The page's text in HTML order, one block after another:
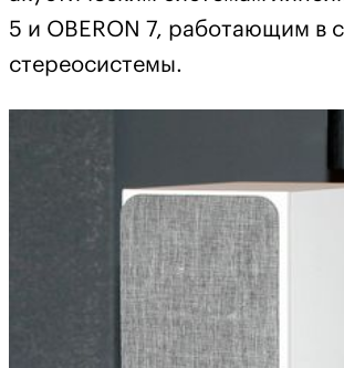
5 и OBERON 7, работающим в
стереосистемы.